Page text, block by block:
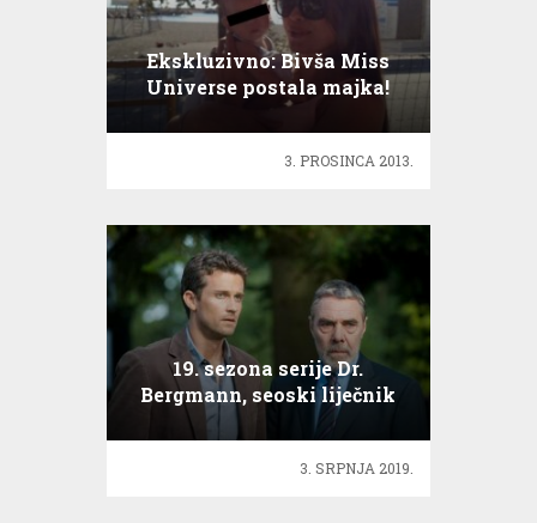
Ekskluzivno: Bivša Miss
Universe postala majka!
3. PROSINCA 2013.
19. sezona serije Dr.
Bergmann, seoski liječnik
3. SRPNJA 2019.